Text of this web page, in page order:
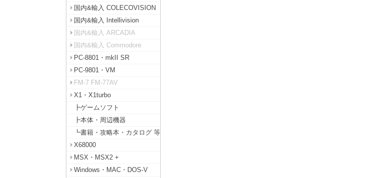
国内&輸入 COLECOVISION
国内&輸入 Intellivision
国内&輸入 ARCADIA
国内&輸入 Commodore
PC-8801・mkII SR
PC-9801・VM
FM-7 FM-77AV
X1・X1turbo
┣ゲームソフト
┣本体・周辺機器
┗書籍・攻略本・カタログ 等
X68000
MSX・MSX2 +
Windows・MAC・DOS-V